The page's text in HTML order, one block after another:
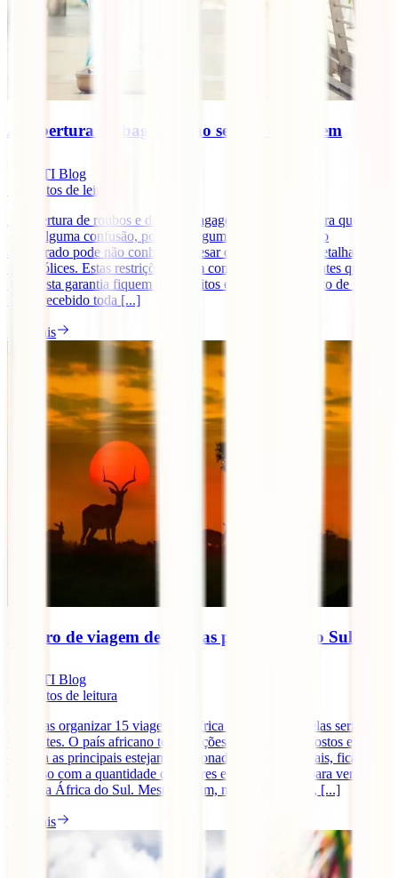
A cobertura da bagagem no seguro de viagem
IATI Blog
minutos de leitura
A cobertura de roubos e danos à bagagem é uma cobertura que pode
gerar alguma confusão, pois tem algumas restrições que o
assegurado pode não conhecer, apesar de estarem bem detalhadas
nas apólices. Estas restrições fazem com que alguns clientes que
usam esta garantia fiquem insatisfeitos e com o sentimento de não
terem recebido toda [...]
Ler mais
Roteiro de viagem de 15 dias pela África do Sul
IATI Blog
minutos de leitura
Poderias organizar 15 viagens à África do Sul e todas elas seriam
diferentes. O país africano tem atrações para todos os gostos e,
embora as principais estejam relacionadas com os animais, ficarás
surpreso com a quantidade de lugares e coisas que há para ver e
fazer na África do Sul. Mesmo assim, na IATI Seguros, [...]
Ler mais